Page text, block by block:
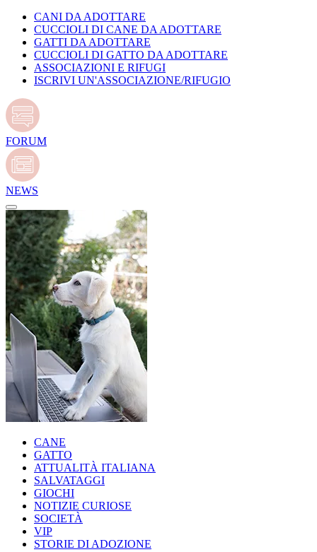
CANI DA ADOTTARE
CUCCIOLI DI CANE DA ADOTTARE
GATTI DA ADOTTARE
CUCCIOLI DI GATTO DA ADOTTARE
ASSOCIAZIONI E RIFUGI
ISCRIVI UN'ASSOCIAZIONE/RIFUGIO
FORUM
NEWS
CANE
GATTO
ATTUALITÀ ITALIANA
SALVATAGGI
GIOCHI
NOTIZIE CURIOSE
SOCIETÀ
VIP
STORIE DI ADOZIONE